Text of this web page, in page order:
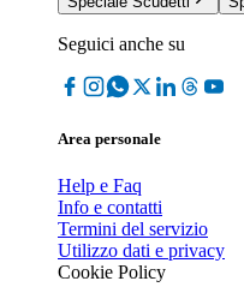
Seguici anche su
Area personale
Help e Faq
Info e contatti
Termini del servizio
Utilizzo dati e privacy
Cookie Policy